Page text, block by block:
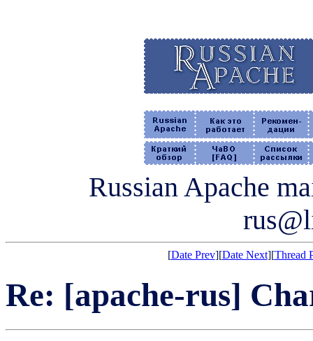
Russian Apache
[Date Prev][Date Next][Thread
Re: [apache-rus]